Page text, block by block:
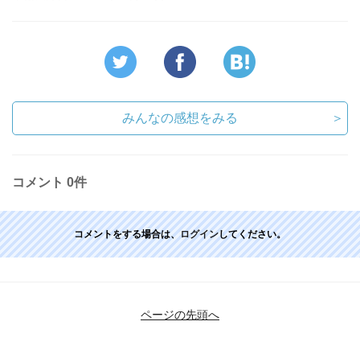
みんなの感想をみる ＞
コメント 0件
コメントをする場合は、ログインしてください。
ページの先頭へ